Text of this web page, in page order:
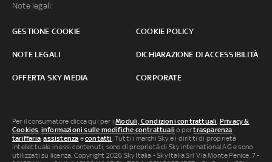
Note legali:
GESTIONE COOKIE COOKIE POLICY
NOTE LEGALI DICHIARAZIONE DI ACCESSIBILITÀ
OFFERTA SKY MEDIA CORPORATE
Per il consumatore clicca qui per iModuli, Condizioni contrattuali Privacy &
Cookies informazioni sulle modifiche contrattuali o pertrasparenza
tariffaria ,assistenza econtatti . Tutti i marchi Sky e i diritti di proprietà
intellettuale in essi contenuti, sono di proprietà di Sky international AG e sono
utilizzati su licenza. Copyright 2026 Sky Italia - Sky Italia Srl Via Monte Penice, 7 -